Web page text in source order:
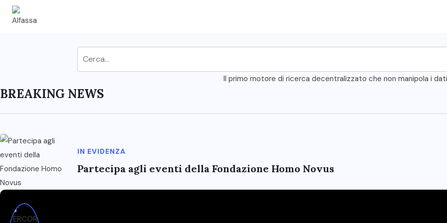
Il primo motore di ricerca decentralizzato che non manipola i dati
BREAKING NEWS
IN EVIDENZA
Partecipa agli eventi della Fondazione Homo Novus